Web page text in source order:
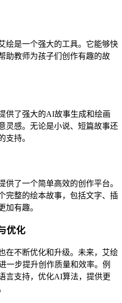
绘是一个强大的工具。它能够快
助教师为孩子们创作有趣的故
供了强大的AI故事生成和绘画
灵感。无论是小说、短篇故事还
支持。
供了一个简单高效的创作平台。
完整的绘本故事，包括文字、插
加有趣。
优化
在不断优化和升级。未来，艾绘
一步提升创作质量和效率。例
言支持，优化AI算法，提供更